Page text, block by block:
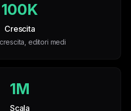
100K
Crescita
editori medi
1M
Scala